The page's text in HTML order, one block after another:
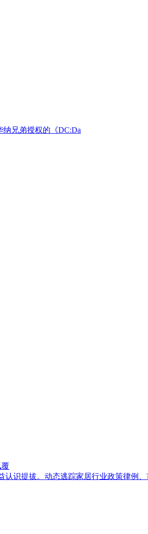
纳兄弟授权的《DC:Da
认识提拔。动态逃踪家居行业政策律例